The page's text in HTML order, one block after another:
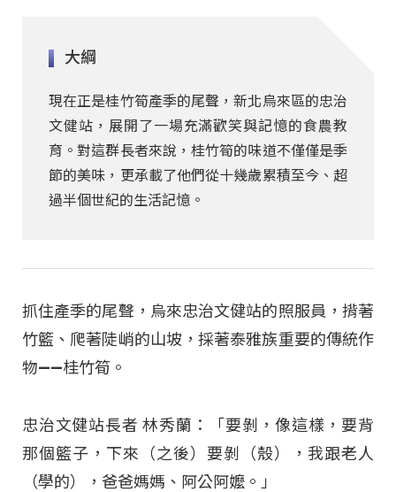
大綱
現在正是桂竹筍產季的尾聲，新北烏來區的忠治
文健站，展開了一場充滿歡笑與記憶的食農教
育。對這群長者來說，桂竹筍的味道不僅僅是季
節的美味，更承載了他們從十幾歲累積至今、超
過半個世紀的生活記憶。
抓住產季的尾聲，烏來忠治文健站的照服員，揹著
竹籃、爬著陡峭的山坡，採著泰雅族重要的傳統作
物——桂竹筍。
忠治文健站長者 林秀蘭：「要剝，像這樣，要背
那個籃子，下來（之後）要剝（殼），我跟老人
（學的），爸爸媽媽、阿公阿嬤。」